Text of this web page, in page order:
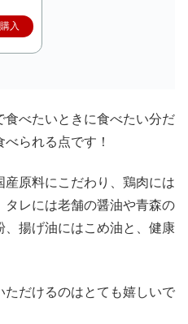
入
食べたいときに食べたい分だ
られる点です！
産原料にこだわり、鶏肉には
レには老舗の醤油や青森の
揚げ油にはこめ油と、健康
だけるのはとても嬉しいで